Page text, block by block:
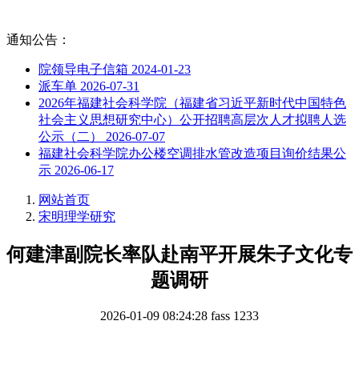
通知公告：
院领导电子信箱 2024-01-23
派车单 2026-07-31
2026年福建社会科学院（福建省习近平新时代中国特色
社会主义思想研究中心）公开招聘高层次人才拟聘人选
公示（二） 2026-07-07
福建社会科学院办公楼空调排水管改造项目询价结果公
示 2026-06-17
网站首页
宋明理学研究
何建津副院长率队赴南平开展朱子文化专
题调研
2026-01-09 08:24:28 fass 1233